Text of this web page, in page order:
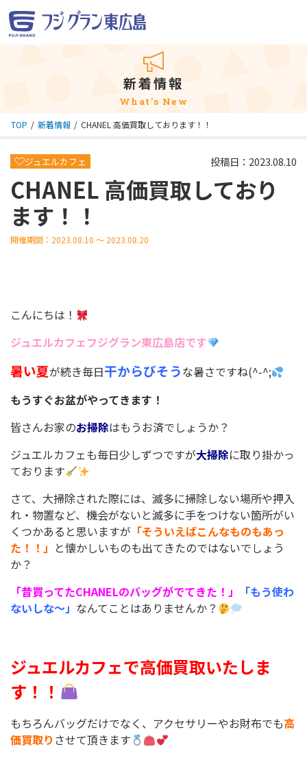
新着情報
What's New
TOP 新着情報 CHANEL 高価買取しております！！
ジュエルカフェ 投稿日：2023.08.10
CHANEL 高価買取しており
ます！！
開催期間：2023.08.10 ～ 2023.08.20
こんにちは！
ジュエルカフェフジグラン東広島店です
暑い夏が続き毎日干からびそうな暑さですね(^-^;
もうすぐお盆がやってきます！
皆さんお家のお掃除はもうお済でしょうか？
ジュエルカフェも毎日少しずつですが大掃除に取り掛かっ
ております
さて、大掃除された際には、滅多に掃除しない場所や押入
れ・物置など、機会がないと滅多に手をつけない箇所がい
くつかあると思いますが 「そういえばこんなものもあっ
た！！」 と懐かしいものも出てきたのではないでしょう
か？
「昔買ってたCHANELのバッグがでてきた！」
「もう使わ
ないしな～」 なんてことはありませんか？
ジュエルカフェで高価買取いたしま
す！！
もちろんバッグだけでなく、アクセサリーやお財布でも高
価買取り させて頂きます